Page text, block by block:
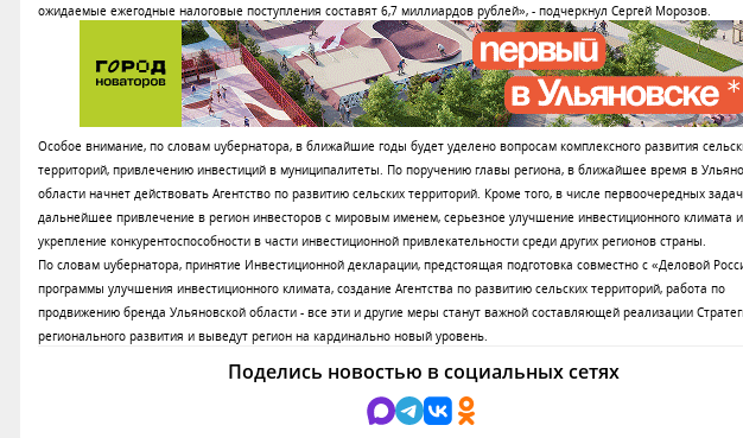
ожидаемые ежегодные налоговые поступления составят 6,7 миллиардов рублей», - подчеркнул Сергей Морозов.
Особое внимание, по словам uубернатора, в ближайшие годы будет уделено вопросам комплексного развития
территорий, привлечению инвестиций в муниципалитеты. По поручению главы региона, в ближайшее время в
области начнет действовать Агентство по развитию сельских территорий. Кроме того, в числе первоочередных
дальнейшее привлечение в регион инвесторов с мировым именем, серьезное улучшение инвестиционного климата и
укрепление конкурентоспособности в части инвестиционной привлекательности среди других регионов страны.
По словам uубернатора, принятие Инвестиционной декларации, предстоящая подготовка совместно с «Деловой
программы улучшения инвестиционного климата, создание Агентства по развитию сельских территорий, работа по
продвижению бренда Ульяновской области - все эти и другие меры станут важной составляющей реализации
регионального развития и выведут регион на кардинально новый уровень.
Поделись новостью в социальных сетях